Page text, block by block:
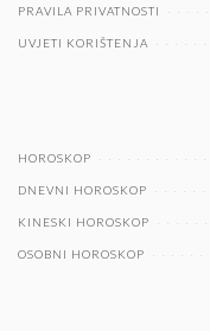
PRAVILA PRIVATNOSTI
UVJETI KORIŠTENJA
HOROSKOP
DNEVNI HOROSKOP
KINESKI HOROSKOP
OSOBNI HOROSKOP